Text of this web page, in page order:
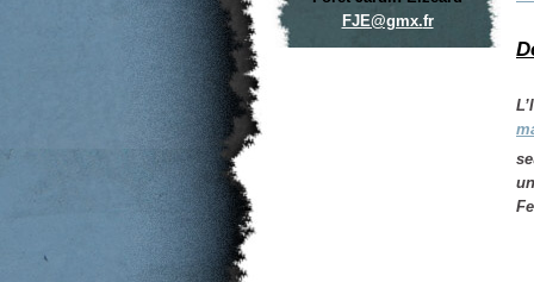
FJE@gmx.fr